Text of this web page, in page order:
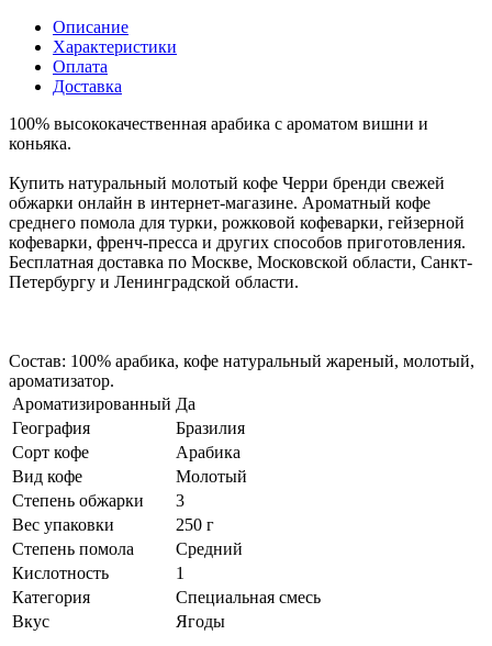
Описание
Характеристики
Оплата
Доставка
100% высококачественная арабика с ароматом вишни и
коньяка.
Купить натуральный молотый кофе Черри бренди свежей
обжарки онлайн в интернет-магазине. Ароматный кофе
среднего помола для турки, рожковой кофеварки, гейзерной
кофеварки, френч-пресса и других способов приготовления.
Бесплатная доставка по Москве, Московской области, Санкт-
Петербургу и Ленинградской области.
Состав: 100% арабика, кофе натуральный жареный, молотый,
ароматизатор.
Ароматизированный Да
География
Бразилия
Сорт кофе
Арабика
Вид кофе
Молотый
Степень обжарки
3
Вес упаковки
250 г
Степень помола
Средний
Кислотность
1
Категория
Специальная смесь
Вкус
Ягоды